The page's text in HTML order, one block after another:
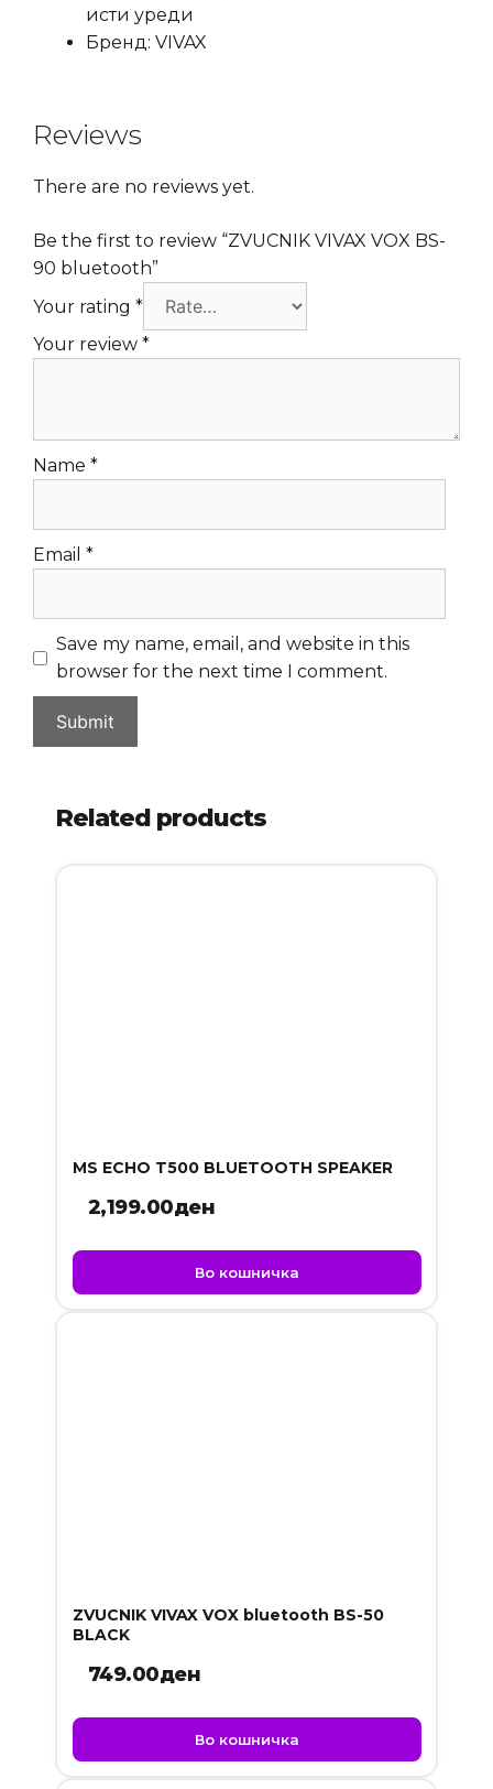
исти уреди
Бренд: VIVAX
Reviews
There are no reviews yet.
Be the first to review “ZVUCNIK VIVAX VOX BS-
90 bluetooth”
Your rating *
Your review *
Name *
Email *
Save my name, email, and website in this
browser for the next time I comment.
Related products
MS ECHO T500 BLUETOOTH SPEAKER
2,199.00ден
Во кошничка
ZVUCNIK VIVAX VOX bluetooth BS-50
BLACK
749.00ден
Во кошничка